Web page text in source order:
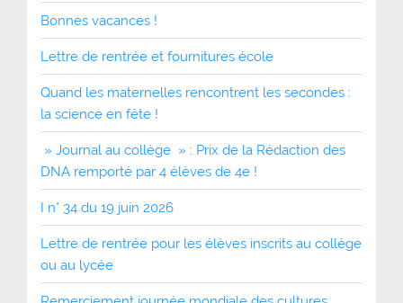
Bonnes vacances !
Lettre de rentrée et fournitures école
Quand les maternelles rencontrent les secondes :
la science en fête !
» Journal au collège » : Prix de la Rédaction des
DNA remporté par 4 élèves de 4e !
I n° 34 du 19 juin 2026
Lettre de rentrée pour les élèves inscrits au collège
ou au lycée